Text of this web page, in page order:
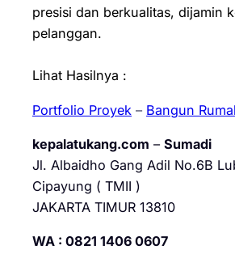
presisi dan berkualitas, dijamin
pelanggan.
Lihat Hasilnya :
Portfolio Proyek – Bangun
kepalatukang.com – Sumadi
Jl. Albaidho Gang Adil No.6B
Cipayung ( TMII )
JAKARTA TIMUR 13810
WA : 0821 1406 0607